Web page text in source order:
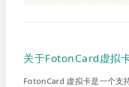
关于FotonCard虚拟
FotonCard 虚拟卡是一个支